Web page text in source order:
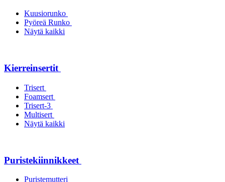
Kuusiorunko
Pyöreä Runko
Näytä kaikki
Kierreinsertit
Trisert
Foamsert
Trisert-3
Multisert
Näytä kaikki
Puristekiinnikkeet
Puristemutteri